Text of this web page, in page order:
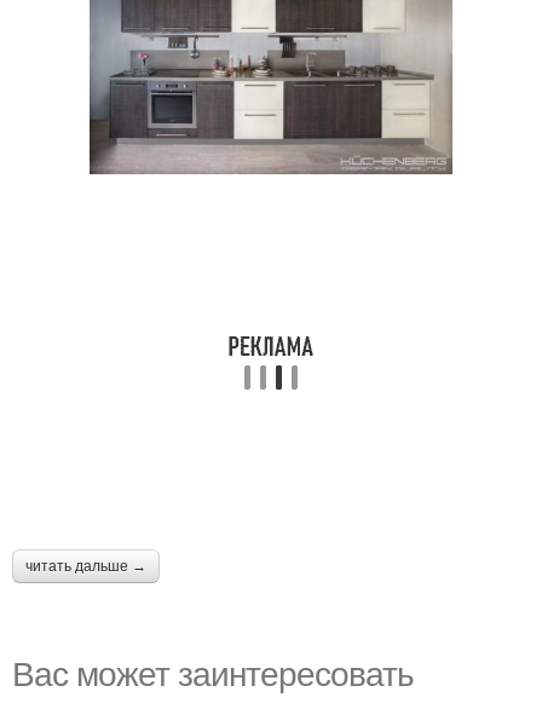
читать дальше →
Вас может заинтересовать